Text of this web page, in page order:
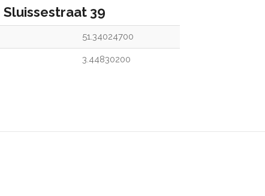
Sluissestraat 39
51.34024700
3.44830200